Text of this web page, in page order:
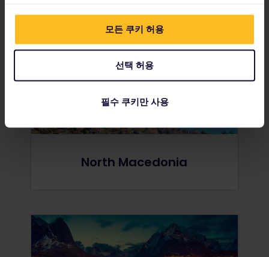
모든 쿠키 허용
선택 허용
필수 쿠키만 사용
North Macedonia